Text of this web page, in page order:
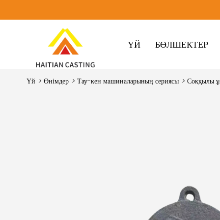
ҮЙ БӨЛШЕКТЕР
Үй > Өнімдер > Тау-кен машиналарының сериясы > Соққылы